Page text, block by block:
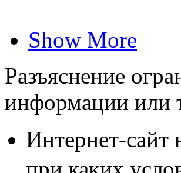
Show More
Разъяснение
информации или
Интернет-